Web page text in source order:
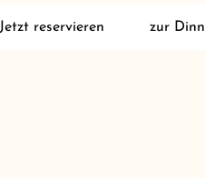
Jetzt reservieren zur